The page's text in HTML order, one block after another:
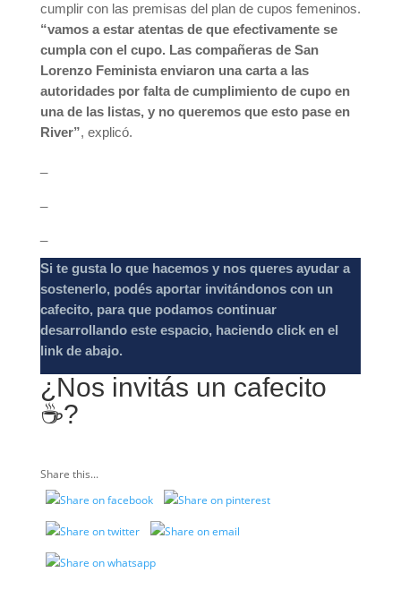
cumplir con las premisas del plan de cupos femeninos.
“vamos a estar atentas de que efectivamente se
cumpla con el cupo. Las compañeras de San
Lorenzo Feminista enviaron una carta a las
autoridades por falta de cumplimiento de cupo en
una de las listas, y no queremos que esto pase en
River”, explicó.
Si te gusta lo que hacemos y nos queres ayudar a
sostenerlo, podés aportar invitándonos con un
cafecito, para que podamos continuar
desarrollando este espacio, haciendo click en el
link de abajo.
¿Nos invitás un cafecito
☕️?
Share this...